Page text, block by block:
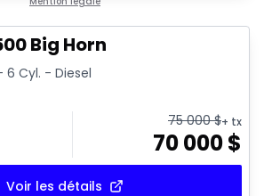
Big Horn
6 Cyl. - Diesel
75 000$+ tx
70 000$
Voir les détails